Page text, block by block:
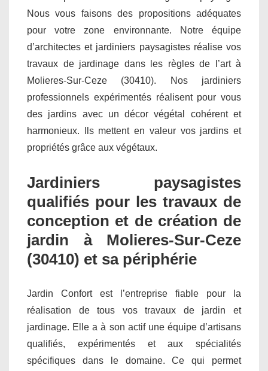
Nous vous faisons des propositions adéquates
pour votre zone environnante. Notre équipe
d’architectes et jardiniers paysagistes réalise vos
travaux de jardinage dans les règles de l’art à
Molieres-Sur-Ceze (30410). Nos jardiniers
professionnels expérimentés réalisent pour vous
des jardins avec un décor végétal cohérent et
harmonieux. Ils mettent en valeur vos jardins et
propriétés grâce aux végétaux.
Jardiniers paysagistes
qualifiés pour les travaux de
conception et de création de
jardin à Molieres-Sur-Ceze
(30410) et sa périphérie
Jardin Confort est l’entreprise fiable pour la
réalisation de tous vos travaux de jardin et
jardinage. Elle a à son actif une équipe d’artisans
qualifiés, expérimentés et aux spécialités
spécifiques dans le domaine. Ce qui permet